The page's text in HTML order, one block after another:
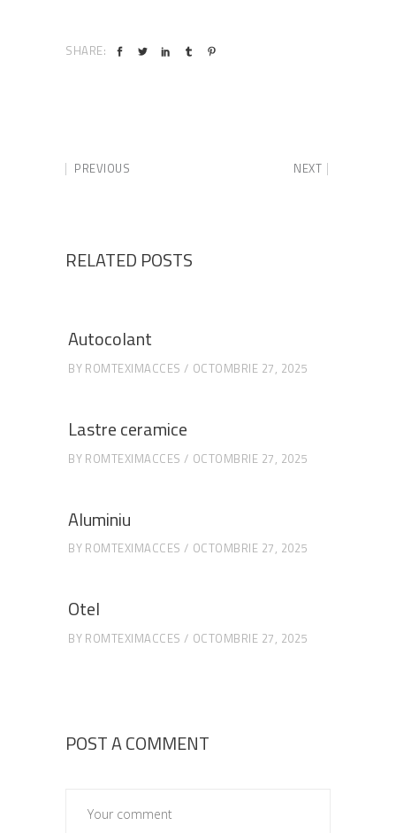
SHARE:
PREVIOUS NEXT
RELATED POSTS
Autocolant
BY ROMTEXIMACCES OCTOMBRIE 27, 2025
Lastre ceramice
BY ROMTEXIMACCES OCTOMBRIE 27, 2025
Aluminiu
BY ROMTEXIMACCES OCTOMBRIE 27, 2025
Otel
BY ROMTEXIMACCES OCTOMBRIE 27, 2025
POST A COMMENT